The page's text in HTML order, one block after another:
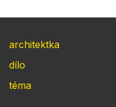
architektka
dílo
téma